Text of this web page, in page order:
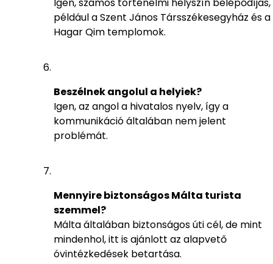
például a Szent János Társszékesegyház és a
Hagar Qim templomok.
Beszélnek angolul a helyiek?
Igen, az angol a hivatalos nyelv, így a
kommunikáció általában nem jelent
problémát.
Mennyire biztonságos Málta turista
szemmel?
Málta általában biztonságos úti cél, de mint
mindenhol, itt is ajánlott az alapvető
óvintézkedések betartása.